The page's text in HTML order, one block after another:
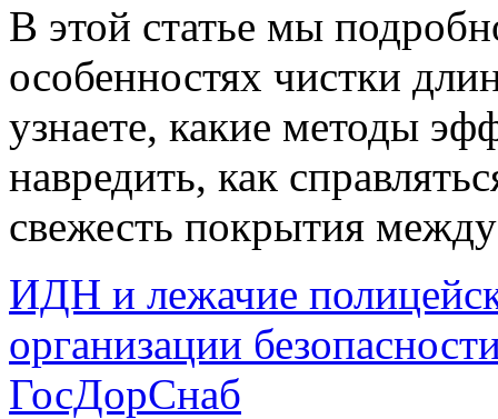
В этой статье мы
особенностях чистки
узнаете, какие методы
навредить, как
свежесть покрытия
ИДН и лежачие
организации
ГосДорСнаб